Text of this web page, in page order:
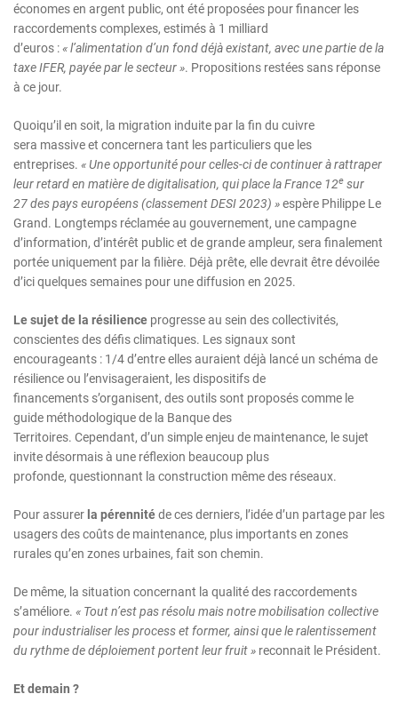
économes en argent public, ont été proposées pour financer les
raccordements complexes, estimés à 1 milliard
d’euros :«l’alimentation d’un fond déjà existant, avec une partie dela
taxeIFER, payée par lesecteur». Propositions restées sans réponse
à ce jour.
Quoiqu’il en soit, la migration induite par la fin du cuivre
sera massive et concernera tant les particuliers que les
entreprises. « Une opportunité pour celles-ci decontinuer àrattraper
leur retarden matière dedigitalisation, qui placela France 12e sur
27des pays européens(classement DESI2023) »espère Philippe Le
Grand. Longtemps réclamée au gouvernement, une campagne
d’information, d’intérêt public et de grande ampleur, sera finalement
portée uniquement par la filière. Déjà prête, elle devrait être dévoilée
d’ici quelques semaines pour une diffusion en 2025.
Lesujet de la résilience progresse au sein des collectivités,
conscientes des défis climatiques. Les signaux sont
encourageants : 1/4 d’entre elles auraient déjà lancé un schéma de
résilience ou l’envisageraient, les dispositifs de
financements s’organisent, des outils sont proposés comme le
guide méthodologique de la Banque des
Territoires. Cependant, d’un simple enjeu de maintenance, le sujet
invite désormais à une réflexion beaucoup plus
profonde, questionnant la construction même des réseaux.
Pour assurer la pérennitéde ces derniers, l’idée d’un partage par les
usagers des coûts de maintenance, plus importants en zones
rurales qu’en zones urbaines, fait son chemin.
De même, la situation concernant la qualité des raccordements
s’améliore. « Tout n’est pas résolu mais notre mobilisation collective
pour industrialiser lesprocesset former, ainsi quele ralentissement
du rythme de déploiement portent leur fruit» reconnait le Président.
Et demain ?